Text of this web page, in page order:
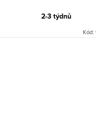
2-3 týdnů
Kód: